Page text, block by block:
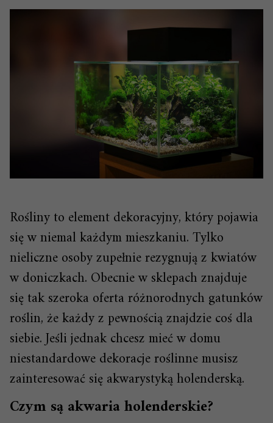
Rośliny to element dekoracyjny, który pojawia
się w niemal każdym mieszkaniu. Tylko
nieliczne osoby zupełnie rezygnują z kwiatów
w doniczkach. Obecnie w sklepach znajduje
się tak szeroka oferta różnorodnych gatunków
roślin, że każdy z pewnością znajdzie coś dla
siebie. Jeśli jednak chcesz mieć w domu
niestandardowe dekoracje roślinne musisz
zainteresować się akwarystyką holenderską.
Czym są akwaria holenderskie?